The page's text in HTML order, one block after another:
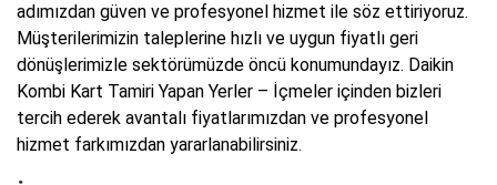
adımızdan güven ve profesyonel hizmet ile söz ettiriyoruz.
Müşterilerimizin taleplerine hızlı ve uygun fiyatlı geri
dönüşlerimizle sektörümüzde öncü konumundayız. Daikin
Kombi Kart Tamiri Yapan Yerler – İçmeler içinden bizleri
tercih ederek avantalı fiyatlarımızdan ve profesyonel
hizmet farkımızdan yararlanabilirsiniz.